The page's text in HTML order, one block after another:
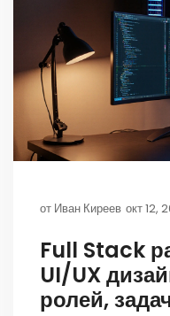
от Иван Киреев окт 12,
Full Stack
UI/UX
ролей,